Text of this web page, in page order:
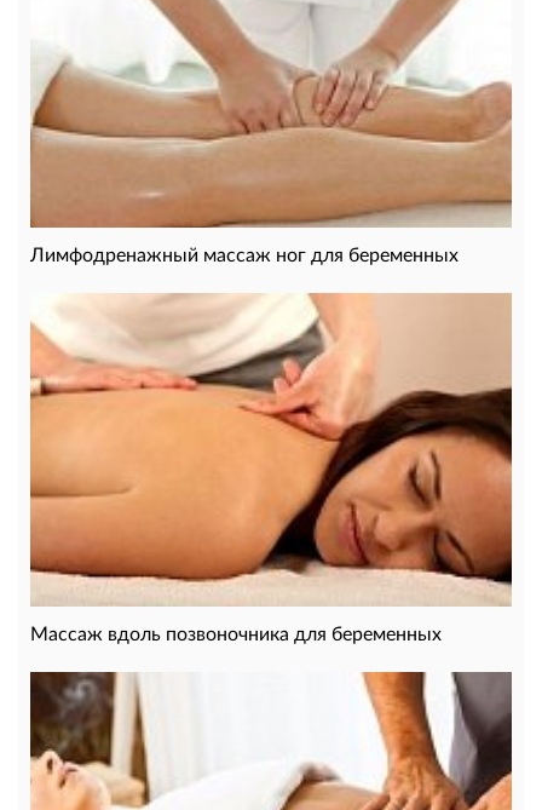
Лимфодренажный массаж ног для беременных
Массаж вдоль позвоночника для беременных